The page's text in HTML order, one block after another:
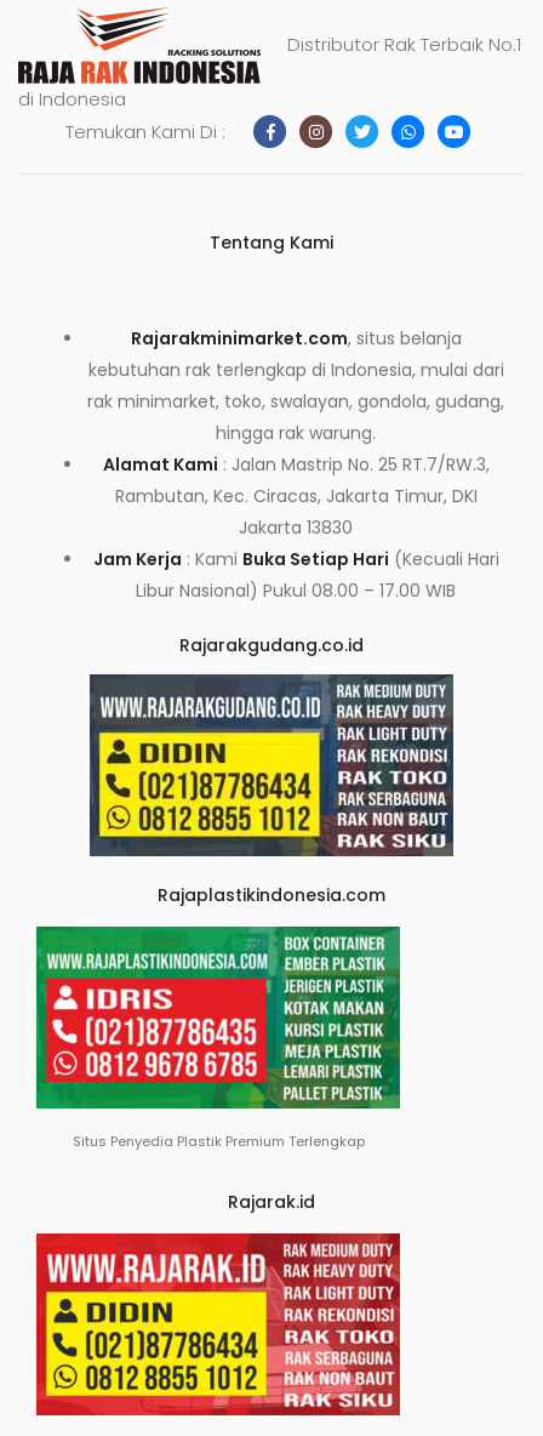
Distributor Rak Terbaik No.1
di Indonesia
Temukan Kami Di :
Tentang Kami
Rajarakminimarket.com, situs belanja
kebutuhan rak terlengkap di Indonesia, mulai dari
rak minimarket, toko, swalayan, gondola, gudang,
hingga rak warung.
Alamat Kami : Jalan Mastrip No. 25 RT.7/RW.3,
Rambutan, Kec. Ciracas, Jakarta Timur, DKI
Jakarta 13830
Jam Kerja : Kami Buka Setiap Hari (Kecuali Hari
Libur Nasional) Pukul 08.00 – 17.00 WIB
Rajarakgudang.co.id
Rajaplastikindonesia.com
Situs Penyedia Plastik Premium Terlengkap
Rajarak.id